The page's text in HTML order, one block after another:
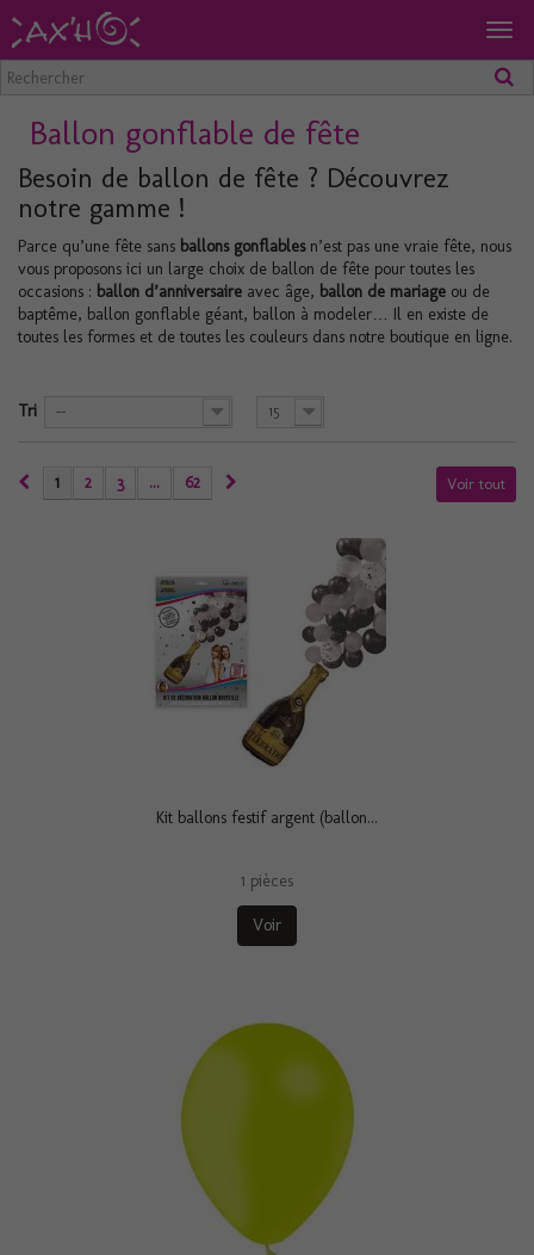
Ballon gonflable de fête
Besoin de ballon de fête ? Découvrez
notre gamme !
Parce qu’une fête sans ballons gonflablesn’est pas une vraie fête, nous
vous proposons ici un large choix de ballon de fête pour toutes les
occasions : ballon d’anniversaire avec âge, ballon de mariage ou de
baptême, ballon gonflable géant, ballon à modeler… Il en existe de
toutes les formes et de toutes les couleurs dans notre boutique en ligne.
Tri -- 15
Voir tout
1 2 3 ... 62
Kit ballons festif argent (ballon...
1 pièces
Voir